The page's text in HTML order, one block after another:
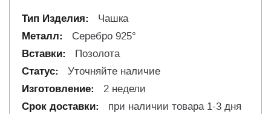
Чашка
Серебро 925°
Позолота
Уточняйте наличие
2 недели
при наличии товара 1-3 дня